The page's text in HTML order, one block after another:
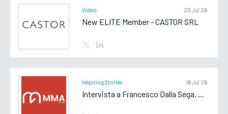
Video 20 Jul 26
New ELITE Member - CASTOR SRL
Inspiring Stories 16 Jul 26
Intervista a Francesco Dalla Sega, Partner di MMA Studio